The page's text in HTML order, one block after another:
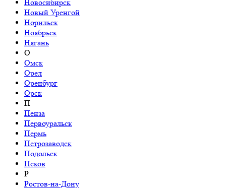
Новосибирск
Новый Уренгой
Норильск
Ноябрьск
Нягань
О
Омск
Орел
Оренбург
Орск
П
Пенза
Первоуральск
Пермь
Петрозаводск
Подольск
Псков
Р
Ростов-на-Дону